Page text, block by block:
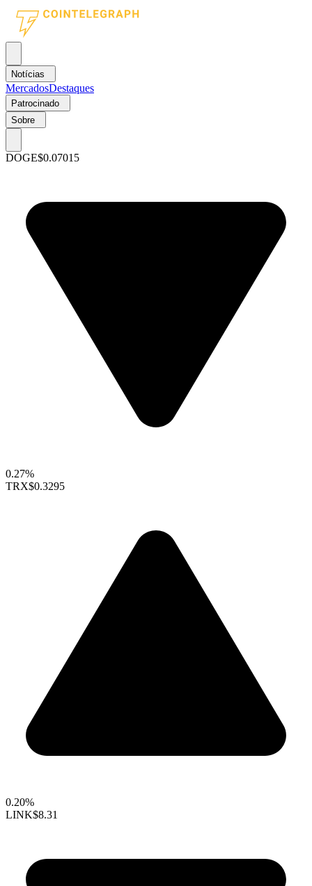
Notícias
MercadosDestaques
Patrocinado
Sobre
DOGE$0.07015
0.27%
TRX$0.3295
0.20%
LINK$8.31